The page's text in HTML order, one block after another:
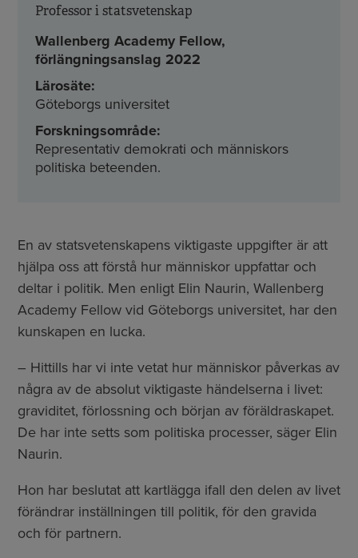
Professor i statsvetenskap
Wallenberg Academy Fellow,
förlängningsanslag 2022
Lärosäte:
Göteborgs universitet
Forskningsområde:
Representativ demokrati och människors
politiska beteenden.
En av statsvetenskapens viktigaste uppgifter är att
hjälpa oss att förstå hur människor uppfattar och
deltar i politik. Men enligt Elin Naurin, Wallenberg
Academy Fellow vid Göteborgs universitet, har den
kunskapen en lucka.
– Hittills har vi inte vetat hur människor påverkas av
några av de absolut viktigaste händelserna i livet:
graviditet, förlossning och början av föräldraskapet.
De har inte setts som politiska processer, säger Elin
Naurin.
Hon har beslutat att kartlägga ifall den delen av livet
förändrar inställningen till politik, för den gravida
och för partnern.